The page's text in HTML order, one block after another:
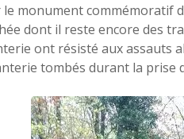
monument commémoratif
dont il reste encore des
ont résisté aux assauts
tombés durant la prise